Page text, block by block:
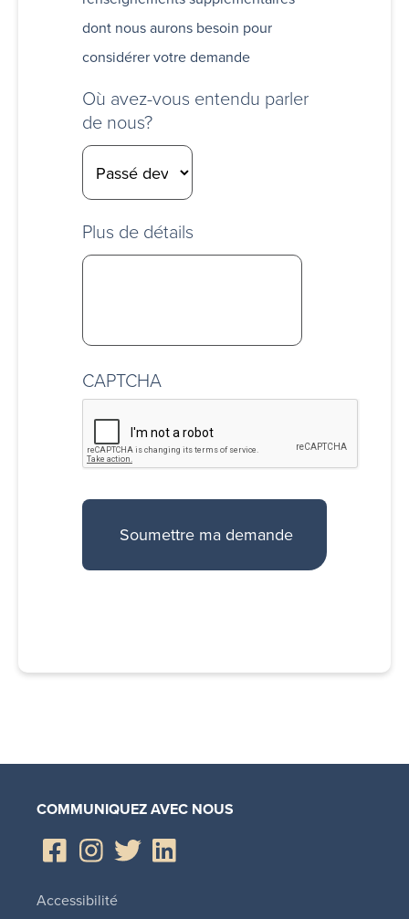
dont nous aurons besoin pour
considérer votre demande
Où avez-vous entendu parler
de nous?
Plus de détails
CAPTCHA
COMMUNIQUEZ AVEC NOUS
Accessibilité